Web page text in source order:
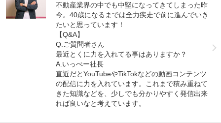
不動産業界の中でも中堅になってきてしまった昨
今。40歳になるまでは全力疾走で前に進んでいき
たいと思っています！
【Q&A】
Q.ご質問者さん
最近とくに力を入れてる事はありますか？
A.いっぺー社長
直近だとYouTubeやTikTokなどの動画コンテンツ
の配信に力を入れています。これまで積み重ねて
きた知識などを、少しでも分かりやすく発信出来
れば良いなと考えています。